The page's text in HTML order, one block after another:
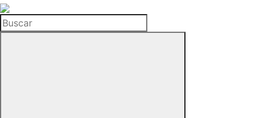
La
Hemeroteca
del
Buscar